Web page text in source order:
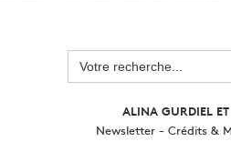
Search
for:
ALINA GURDIEL ET
Newsletter- Crédits &